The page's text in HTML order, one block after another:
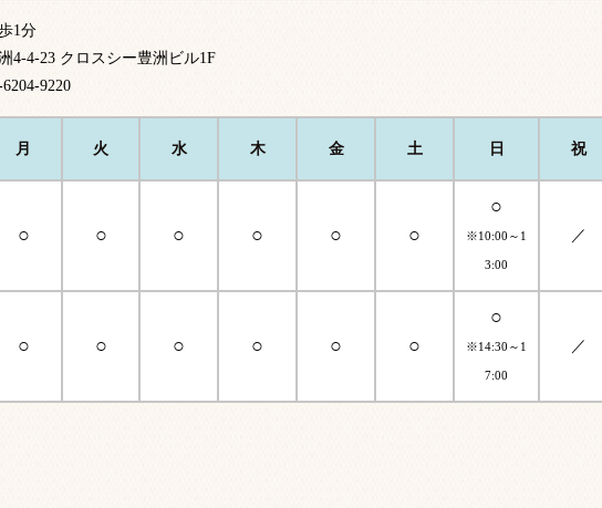
1分
4-4-23 クロスシー豊洲ビル1F
9220
月 火 水 木 金 土 日 祝
○ ○ ○ ○ ○ ○
○
※10:00～1
3:00
／
○ ○ ○ ○ ○ ○
○
※14:30～1
7:00
／